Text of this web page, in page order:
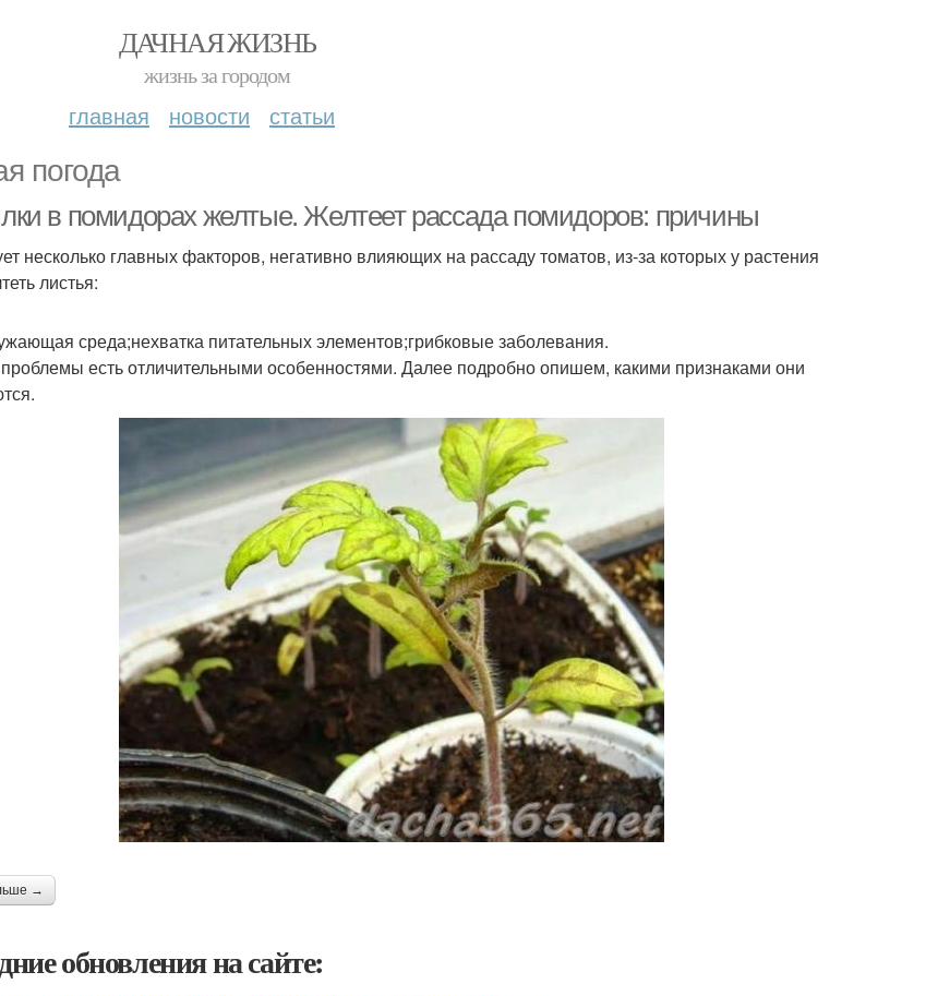
ДАЧНАЯ ЖИЗНЬ
жизнь за городом
главная новости статьи
погода
в помидорах желтые. Желтеет рассада помидоров: причины
несколько главных факторов, негативно влияющих на рассаду томатов, из-за которых у растения
листья:
среда;нехватка питательных элементов;грибковые заболевания.
есть отличительными особенностями. Далее подробно опишем, какими признаками они
→
обновления на сайте: